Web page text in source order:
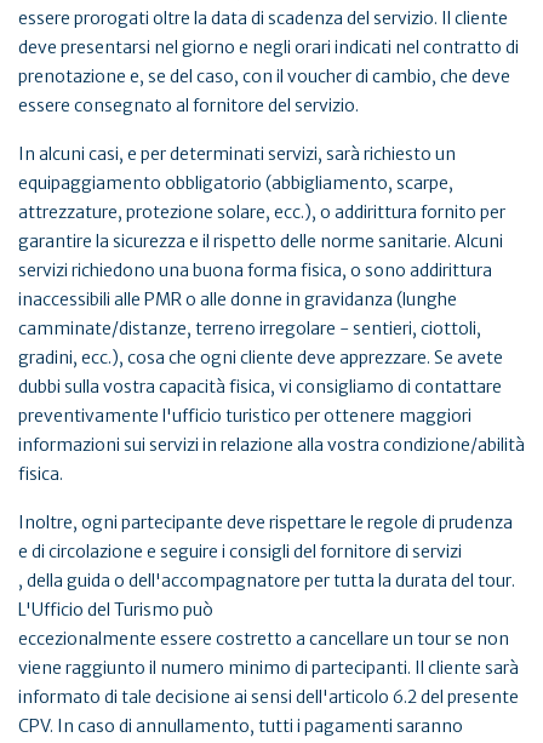
essere prorogati oltre la data di scadenza del servizio. Il cliente
deve presentarsi nel giorno e negli orari indicati nel contratto di
prenotazione e, se del caso, con il voucher di cambio, che deve
essere consegnato al fornitore del servizio.
In alcuni casi, e per determinati servizi, sarà richiesto un
equipaggiamento obbligatorio (abbigliamento, scarpe,
attrezzature, protezione solare, ecc.), o addirittura fornito per
garantire la sicurezza e il rispetto delle norme sanitarie. Alcuni
servizi richiedono una buona forma fisica, o sono addirittura
inaccessibili alle PMR o alle donne in gravidanza (lunghe
camminate/distanze, terreno irregolare - sentieri, ciottoli,
gradini, ecc.), cosa che ogni cliente deve apprezzare. Se avete
dubbi sulla vostra capacità fisica, vi consigliamo di contattare
preventivamente l'ufficio turistico per ottenere maggiori
informazioni sui servizi in relazione alla vostra condizione/abilità
fisica.
Inoltre, ogni partecipante deve rispettare le regole di prudenza
e di circolazione e seguire i consigli del fornitore di servizi
, della guida o dell'accompagnatore per tutta la durata del tour.
L'Ufficio del Turismo può
eccezionalmente essere costretto a cancellare un tour se non
viene raggiunto il numero minimo di partecipanti. Il cliente sarà
informato di tale decisione ai sensi dell'articolo 6.2 del presente
CPV. In caso di annullamento, tutti i pagamenti saranno